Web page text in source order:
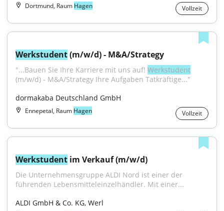
Dortmund, Raum Hagen Vollzeit
Werkstudent (m/w/d) - M&A/Strategy
"...Bauen Sie Ihre Karriere mit uns auf! Werkstudent
(m/w/d) - M&A/Strategy Ihre Aufgaben Tatkräftige..."
dormakaba Deutschland GmbH
Ennepetal, Raum Hagen Vollzeit
Werkstudent im Verkauf (m/w/d)
Die Unternehmensgruppe ALDI Nord ist einer der
führenden Lebensmitteleinzelhändler. Mit einer...
ALDI GmbH & Co. KG, Werl